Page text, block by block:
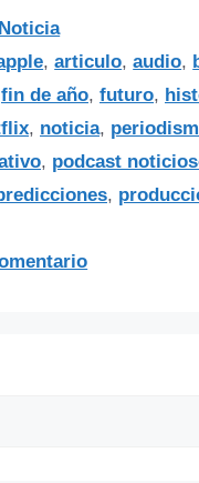
Noticia
,articulo,audio,
fin de año, futuro,
, noticia,
, podcast
,